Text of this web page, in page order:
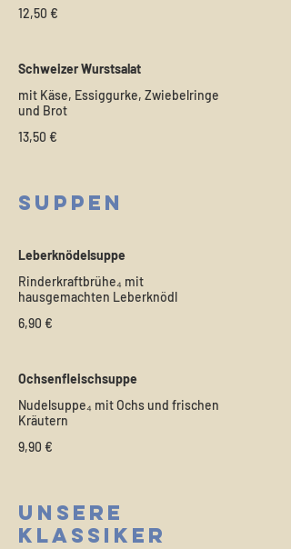
12,50 €
Schweizer Wurstsalat
mit Käse, Essiggurke, Zwiebelringe
und Brot
13,50 €
Suppen
Leberknödelsuppe
Rinderkraftbrühe₄ mit
hausgemachten Leberknödl
6,90 €
Ochsenfleischsuppe
Nudelsuppe₄ mit Ochs und frischen
Kräutern
9,90 €
Unsere
Klassiker